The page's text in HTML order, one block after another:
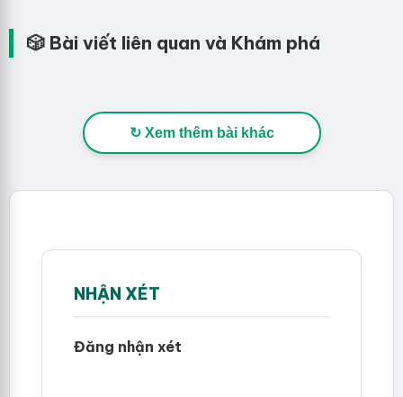
🎲 Bài viết liên quan và Khám phá
↻ Xem thêm bài khác
NHẬN XÉT
Đăng nhận xét